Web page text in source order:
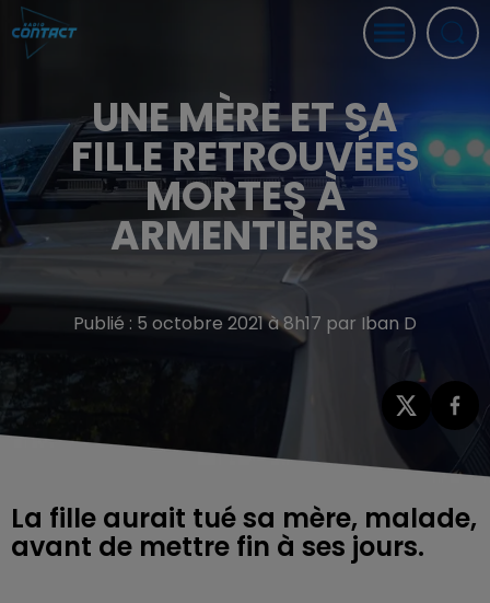
UNE MÈRE ET SA
FILLE RETROUVÉES
MORTES À
ARMENTIÈRES
Publié : 5 octobre 2021 à 8h17 par Iban D
La fille aurait tué sa mère, malade,
avant de mettre fin à ses jours.